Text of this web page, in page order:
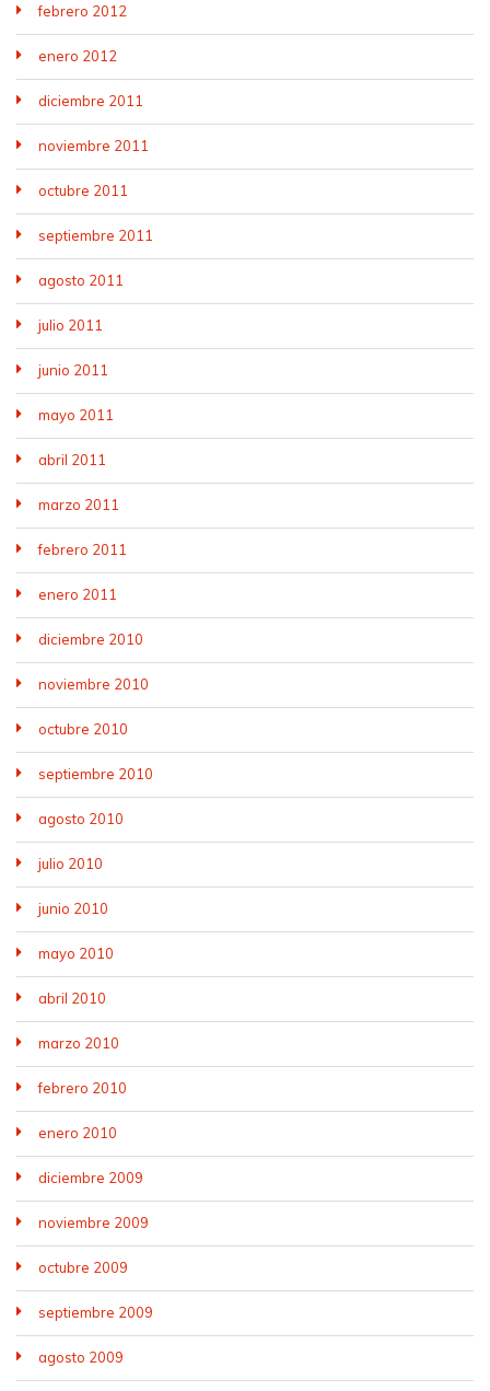
febrero 2012
enero 2012
diciembre 2011
noviembre 2011
octubre 2011
septiembre 2011
agosto 2011
julio 2011
junio 2011
mayo 2011
abril 2011
marzo 2011
febrero 2011
enero 2011
diciembre 2010
noviembre 2010
octubre 2010
septiembre 2010
agosto 2010
julio 2010
junio 2010
mayo 2010
abril 2010
marzo 2010
febrero 2010
enero 2010
diciembre 2009
noviembre 2009
octubre 2009
septiembre 2009
agosto 2009